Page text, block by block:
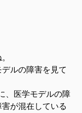
ルの障害を見て
、医学モデルの障
が混在している